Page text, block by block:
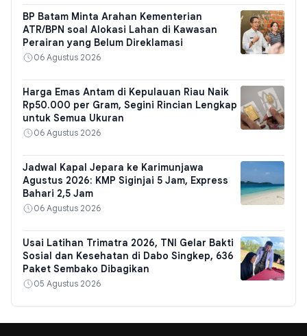
BP Batam Minta Arahan Kementerian
ATR/BPN soal Alokasi Lahan di Kawasan
Perairan yang Belum Direklamasi
06 Agustus 2026
Harga Emas Antam di Kepulauan Riau Naik
Rp50.000 per Gram, Segini Rincian Lengkap
untuk Semua Ukuran
06 Agustus 2026
Jadwal Kapal Jepara ke Karimunjawa
Agustus 2026: KMP Siginjai 5 Jam, Express
Bahari 2,5 Jam
06 Agustus 2026
Usai Latihan Trimatra 2026, TNI Gelar Bakti
Sosial dan Kesehatan di Dabo Singkep, 636
Paket Sembako Dibagikan
05 Agustus 2026